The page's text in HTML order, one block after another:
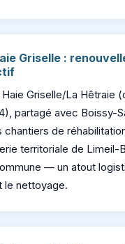
Griselle :
Griselle/La Hêtraie
partagé avec Boissy-
chantiers de
territoriale de Limeil-
— un atout
le nettoyage.